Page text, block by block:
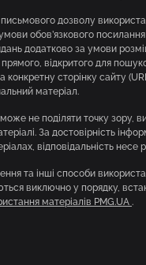
дозволу
обов’язкового посилання
додатково за умови
прямого, відкритого для
конкретну сторінку сайту
матеріал.
може не поділяти точку зору,
За достовірність
відповідальність несе
та інші способи
виключно у порядку,
матеріалів PMG.UA .